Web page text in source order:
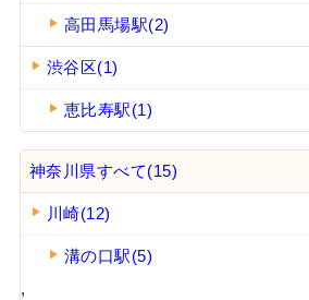
高田馬場駅(2)
渋谷区(1)
恵比寿駅(1)
神奈川県すべて(15)
川崎(12)
溝の口駅(5)
,